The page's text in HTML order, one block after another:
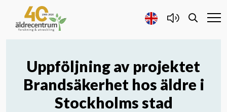
Forskning och Utveckling
Samarbete
Uppföljning av projektet
Brandsäkerhet hos äldre i
Stockholms stad